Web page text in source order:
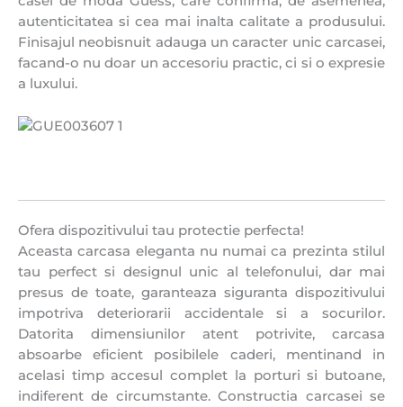
autenticitatea si cea mai inalta calitate a produsului.
Finisajul neobisnuit adauga un caracter unic carcasei,
facand-o nu doar un accesoriu practic, ci si o expresie
a luxului.
Ofera dispozitivului tau protectie perfecta!
Aceasta carcasa eleganta nu numai ca prezinta stilul
tau perfect si designul unic al telefonului, dar mai
presus de toate, garanteaza siguranta dispozitivului
impotriva deteriorarii accidentale si a socurilor.
Datorita dimensiunilor atent potrivite, carcasa
absoarbe eficient posibilele caderi, mentinand in
acelasi timp accesul complet la porturi si butoane,
indiferent de circumstante. Constructia carcasei se